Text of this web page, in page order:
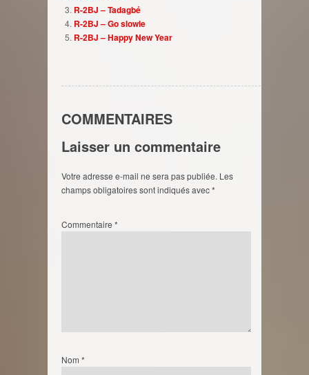
R-2BJ – Tadagbé
R-2BJ – Go slowle
R-2BJ – Happy New Year
COMMENTAIRES
Laisser un commentaire
Votre adresse e-mail ne sera pas publiée. Les
champs obligatoires sont indiqués avec*
Commentaire *
Nom *